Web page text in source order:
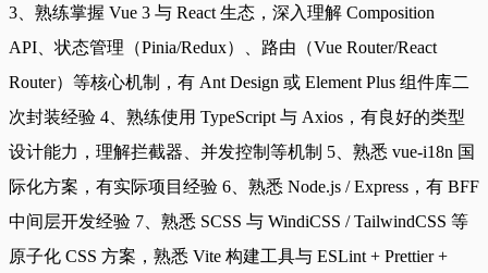
3、熟练掌握 Vue 3 与 React 生态，深入理解 Composition
API、状态管理（Pinia/Redux）、路由（Vue Router/React
Router）等核心机制，有 Ant Design 或 Element Plus 组件库二
次封装经验 4、熟练使用 TypeScript 与 Axios，有良好的类型
设计能力，理解拦截器、并发控制等机制 5、熟悉 vue-i18n 国
际化方案，有实际项目经验 6、熟悉 Node.js / Express，有 BFF
中间层开发经验 7、熟悉 SCSS 与 WindiCSS / TailwindCSS 等
原子化 CSS 方案，熟悉 Vite 构建工具与 ESLint + Prettier +